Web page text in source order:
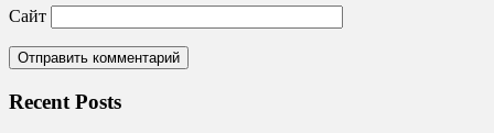
Сайт
Recent Posts